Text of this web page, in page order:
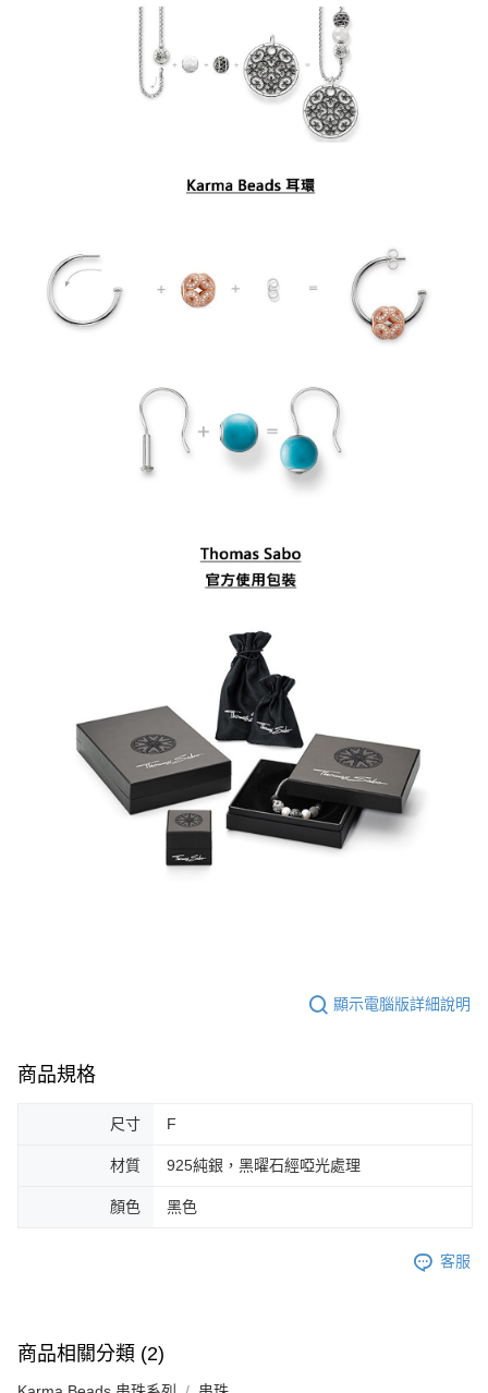
顯示電腦版詳細說明
商品規格
尺寸 F
材質 925純銀，黑曜石經啞光處理
顏色 黑色
客服
商品相關分類 (2)